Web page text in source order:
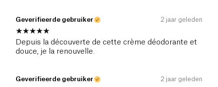
Geverifieerde gebruiker 2 jaar geleden
Depuis la découverte de cette crème déodorante et
douce, je la renouvelle.
Geverifieerde gebruiker 2 jaar geleden